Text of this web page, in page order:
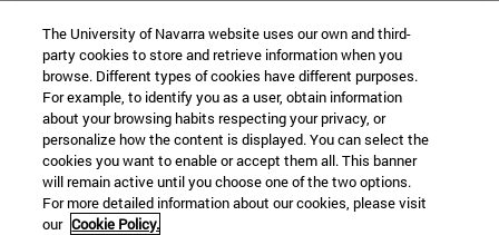
The University of Navarra website uses our own and third-
party cookies to store and retrieve information when you
browse. Different types of cookies have different purposes.
For example, to identify you as a user, obtain information
about your browsing habits respecting your privacy, or
personalize how the content is displayed. You can select the
cookies you want to enable or accept them all. This banner
will remain active until you choose one of the two options.
For more detailed information about our cookies, please visit
our Cookie Policy.